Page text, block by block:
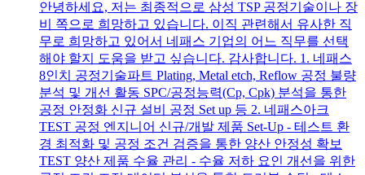
안녕하세요, 저는 최종적으로 삼성 TSP 공정기술이나 장
비 쪽으로 희망하고 있습니다. 이직 관련해서 유사한 직
무로 희망하고 있어서 네패스 기업의 어느 직무를 선택
해야 할지 도움을 받고 싶습니다. 감사합니다. 1. 네패스
8인치 공정기술파트 Plating, Metal etch, Reflow 공정 불량
분석 및 개선 활동 SPC/공정능력(Cp, Cpk) 분석을 통한
공정 안정화 신규 설비 공정 Set up 등 2. 네패스아크
TEST 공정 엔지니어 신규/개발 제품 Set-Up - 테스트 환
경 최적화 및 공정 조건 검증을 통한 양산 안정성 확보
TEST 양산 제품 수율 관리 - 수율 저하 요인 개선을 위한